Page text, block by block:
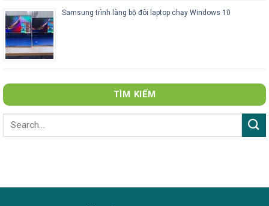
Samsung trình làng bộ đôi laptop chạy Windows 10
TÌM KIẾM